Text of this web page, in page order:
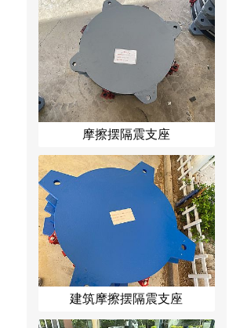
摩擦摆隔震支座
建筑摩擦摆隔震支座